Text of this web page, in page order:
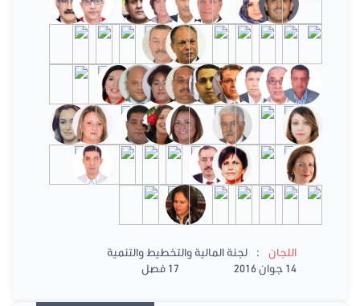
اللجان :
لجنة المالية والتخطيط والتنمية
14 جوان 2016
17 فصل